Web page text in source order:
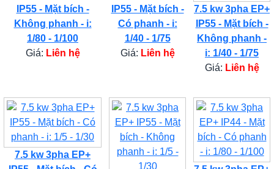
IP55 - Mặt bích -
Không phanh - i:
1/80 - 1/100
Giá: Liên hệ
IP55 - Mặt bích -
Có phanh - i:
1/40 - 1/75
Giá: Liên hệ
7.5 kw 3pha EP+
IP55 - Mặt bích -
Không phanh -
i: 1/40 - 1/75
Giá: Liên hệ
7.5 kw 3pha EP+